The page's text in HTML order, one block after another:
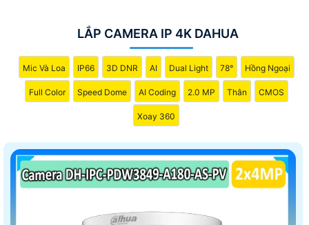
LẮP CAMERA IP 4K DAHUA
Mic Và Loa IP66 3D DNR AI Dual Light 78° Hồng Ngoại
Full Color Speed Dome AI Coding 2.0 MP Thân CMOS
Xoay 360